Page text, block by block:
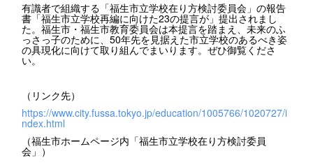
有識者で組織する「福生市立学校在り方検討委員会」の報告
書「福生市立学校再編に向けた23の提言が」提出されまし
た。福生市・福生市教育委員会は本提言を踏まえ、未来のふ
っさっ子のために、50年先を見据えた市立学校のあるべき姿
の具現化に向けて取り組んでまいります。ぜひ御覧くださ
い。
（リンク先）
https://www.city.fussa.tokyo.jp/education/1005766/1020727/i
ndex.html
（福生市ホームページ内「福生市立学校在り方検討委員
会」）